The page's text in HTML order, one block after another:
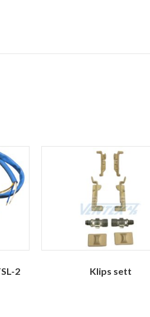
2
Klips sett